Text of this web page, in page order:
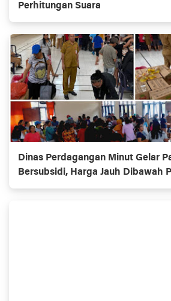
Perhitungan Suara
Dinas Perdagangan Minut Gelar
Bersubsidi, Harga Jauh Dibawah